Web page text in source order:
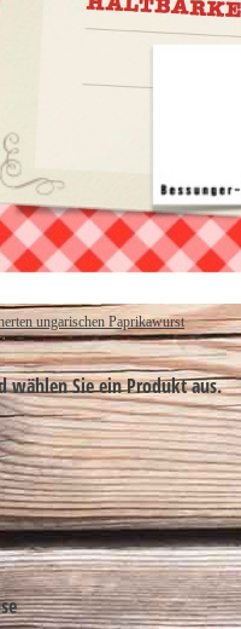
ungarischen Paprikawurst
wählen Sie ein Produkt aus.